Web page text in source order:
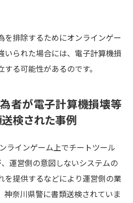
を排除するためにオンラインゲー
いられた場合には、電子計算機損
る可能性があるのです。
者が電子計算機損壊等
検された事例
ラインゲーム上でチートツール
運営側の意図しないシステムの
を提供するなどにより運営側の業
神奈川県警に書類送検されていま